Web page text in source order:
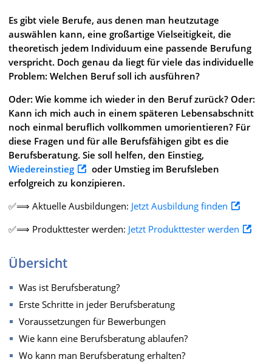
Es gibt viele Berufe, aus denen man heutzutage
auswählen kann, eine großartige Vielseitigkeit, die
theoretisch jedem Individuum eine passende Berufung
verspricht. Doch genau da liegt für viele das individuelle
Problem: Welchen Beruf soll ich ausführen?
Oder: Wie komme ich wieder in den Beruf zurück? Oder:
Kann ich mich auch in einem späteren Lebensabschnitt
noch einmal beruflich vollkommen umorientieren? Für
diese Fragen und für alle Berufsfähigen gibt es die
Berufsberatung. Sie soll helfen, den Einstieg,
Wiedereinstieg
oder Umstieg im Berufsleben
erfolgreich zu konzipieren.
✅⟹ Aktuelle Ausbildungen: Jetzt Ausbildung finden
✅⟹ Produkttester werden: Jetzt Produkttester werden
Übersicht
Was ist Berufsberatung?
Erste Schritte in jeder Berufsberatung
Voraussetzungen für Bewerbungen
Wie kann eine Berufsberatung ablaufen?
Wo kann man Berufsberatung erhalten?